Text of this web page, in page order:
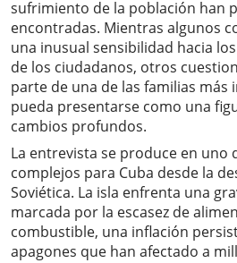
sufrimiento de la población han
encontradas. Mientras algunos
una inusual sensibilidad hacia
de los ciudadanos, otros
parte de una de las familias más
pueda presentarse como una
cambios profundos.
La entrevista se produce en uno
complejos para Cuba desde la
Soviética. La isla enfrenta una
marcada por la escasez de
combustible, una inflación
apagones que han afectado a